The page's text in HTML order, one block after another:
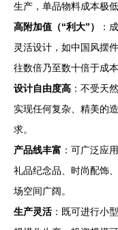
生产，单品物料成本极低
高附加值（“利大”）
：
灵活设计，如中国风摆
往数倍乃至数十倍于成
设计自由度高 ：不受天
实现任何复杂、精美的
求。
产品线丰富 ：可广泛应
礼品纪念品、时尚配饰
场空间广阔。
生产灵活 ：既可进行小